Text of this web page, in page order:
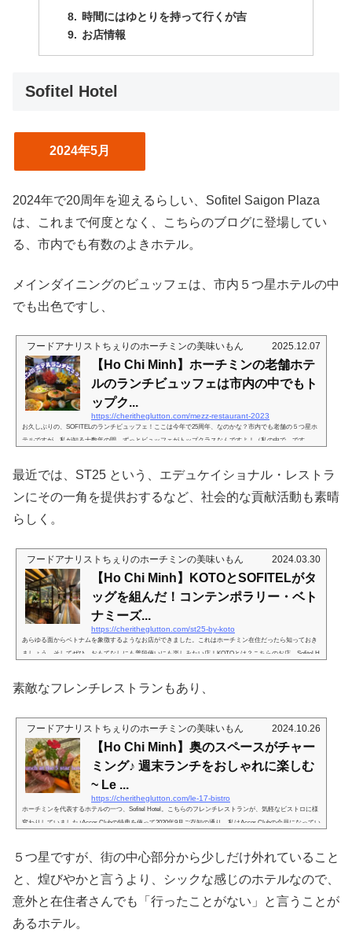
時間にはゆとりを持って行くが吉
お店情報
Sofitel Hotel
2024年5月
2024年で20周年を迎えるらしい、Sofitel Saigon Plaza
は、これまで何度となく、こちらのブログに登場してい
る、市内でも有数のよきホテル。
メインダイニングのビュッフェは、市内５つ星ホテルの中
でも出色ですし、
フードアナリストちぇりのホーチミンの美味いもん 2025.12.07
【Ho Chi Minh】ホーチミンの老舗ホテ
ルのランチビュッフェは市内の中でもト
ップク...
https://cheritheglutton.com/mezz-restaurant-2023
お久しぶりの、SOFITELのランチビュッフェ！ここは今年で25周年、なのかな？市内でも老舗の５つ星ホ
テルですが、私が知る十数年の間、ずっとビュッフェがトップクラスなんですよ！（私の中で、です
んですよね。そしてその後、一時期、ちょっと接客に難ありな時期もありました。が、諸行無常。そして
それは良い方にも変わります。よく...
最近では、ST25 という、エデュケイショナル・レストラ
ンにその一角を提供おするなど、社会的な貢献活動も素晴
らしく。
フードアナリストちぇりのホーチミンの美味いもん 2024.03.30
【Ho Chi Minh】KOTOとSOFITELがタ
ッグを組んだ！コンテンポラリー・ベト
ナミーズ...
https://cheritheglutton.com/st25-by-koto
あらゆる面からベトナムを象徴するようなお店ができました。これはホーチミン在住だったら知っておき
ましょう。そしてぜひ、おもてなしにも普段使いにも楽しみたい店！KOTOとは？こちらのお店、Sofitel H
活環境にある人たちに、主に飲食・サービス業などにおいてのトレーニングをして社会で活躍できるよう
素敵なフレンチレストランもあり、
フードアナリストちぇりのホーチミンの美味いもん 2024.10.26
【Ho Chi Minh】奥のスペースがチャー
ミング♪ 週末ランチをおしゃれに楽しむ
~ Le ...
https://cheritheglutton.com/le-17-bistro
ホーチミンを代表するホテルの一つ、Sofitel Hotel。こちらのフレンチレストランが、気軽なビストロに様
変わりしていました♪Accor Clubの特典を使って2020年9月ご存知の通り、私はAccor Clubの会員になってい
す」という神対応により、未だに有効。 こんな事態だし使えなくても仕方ないなと思っていたのに、その
ようなご親切を受け...
５つ星ですが、街の中心部分から少しだけ外れていること
と、煌びやかと言うより、シックな感じのホテルなので、
意外と在住者さんでも「行ったことがない」と言うことが
あるホテル。